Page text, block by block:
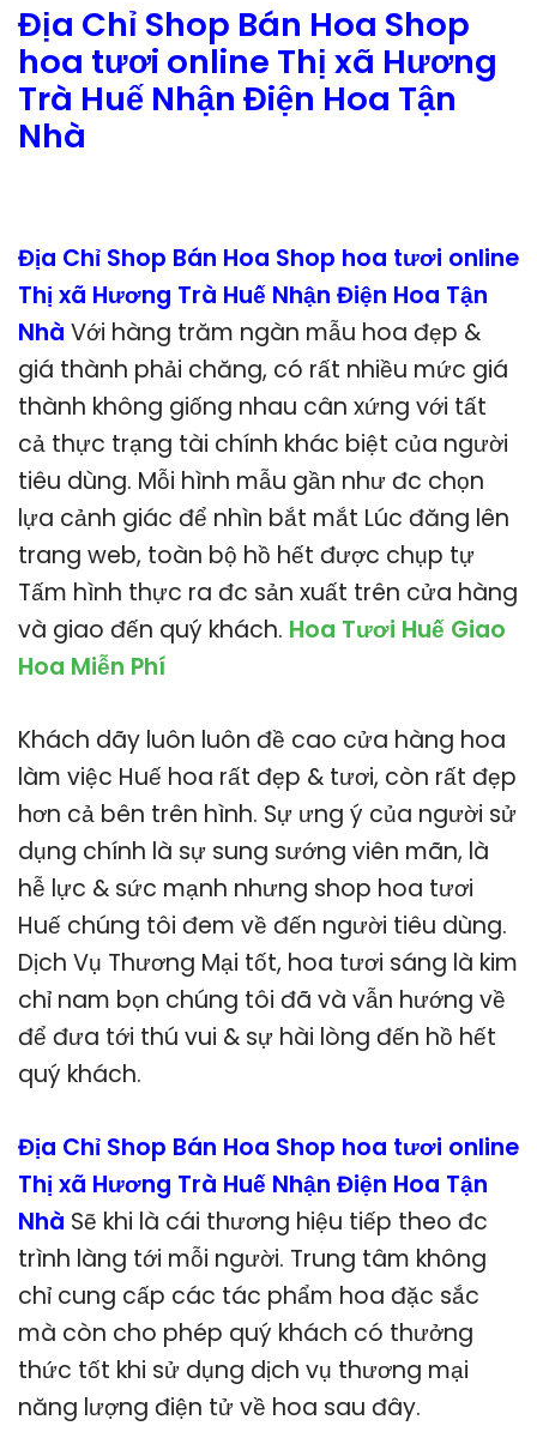
Địa Chỉ Shop Bán Hoa Shop
hoa tươi online Thị xã Hương
Trà Huế Nhận Điện Hoa Tận
Nhà
Địa Chỉ Shop Bán Hoa Shop hoa tươi online
Thị xã Hương Trà Huế Nhận Điện Hoa Tận
Nhà Với hàng trăm ngàn mẫu hoa đẹp &
giá thành phải chăng, có rất nhiều mức giá
thành không giống nhau cân xứng với tất
cả thực trạng tài chính khác biệt của người
tiêu dùng. Mỗi hình mẫu gần như đc chọn
lựa cảnh giác để nhìn bắt mắt Lúc đăng lên
trang web, toàn bộ hồ hết được chụp tự
Tấm hình thực ra đc sản xuất trên cửa hàng
và giao đến quý khách. Hoa Tươi Huế Giao
Hoa Miễn Phí
Khách dãy luôn luôn đề cao cửa hàng hoa
làm việc Huế hoa rất đẹp & tươi, còn rất đẹp
hơn cả bên trên hình. Sự ưng ý của người sử
dụng chính là sự sung sướng viên mãn, là
hễ lực & sức mạnh nhưng shop hoa tươi
Huế chúng tôi đem về đến người tiêu dùng.
Dịch Vụ Thương Mại tốt, hoa tươi sáng là kim
chỉ nam bọn chúng tôi đã và vẫn hướng về
để đưa tới thú vui & sự hài lòng đến hồ hết
quý khách.
Địa Chỉ Shop Bán Hoa Shop hoa tươi online
Thị xã Hương Trà Huế Nhận Điện Hoa Tận
Nhà Sẽ khi là cái thương hiệu tiếp theo đc
trình làng tới mỗi người. Trung tâm không
chỉ cung cấp các tác phẩm hoa đặc sắc
mà còn cho phép quý khách có thưởng
thức tốt khi sử dụng dịch vụ thương mại
năng lượng điện tử về hoa sau đây.